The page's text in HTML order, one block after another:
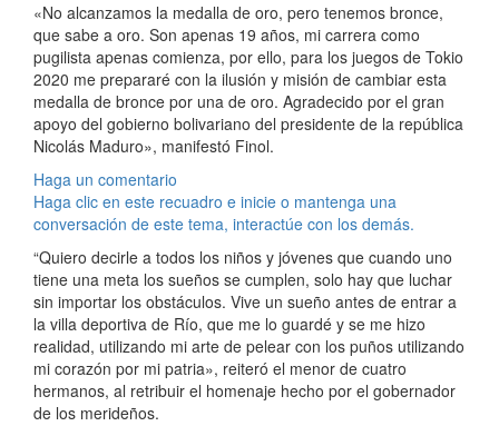
«No alcanzamos la medalla de oro, pero tenemos bronce,
que sabe a oro. Son apenas 19 años, mi carrera como
pugilista apenas comienza, por ello, para los juegos de Tokio
2020 me prepararé con la ilusión y misión de cambiar esta
medalla de bronce por una de oro. Agradecido por el gran
apoyo del gobierno bolivariano del presidente de la república
Nicolás Maduro», manifestó Finol.
Haga un comentario
Haga clic en este recuadro e inicie o mantenga una
conversación de este tema, interactúe con los demás.
“Quiero decirle a todos los niños y jóvenes que cuando uno
tiene una meta los sueños se cumplen, solo hay que luchar
sin importar los obstáculos. Vive un sueño antes de entrar a
la villa deportiva de Río, que me lo guardé y se me hizo
realidad, utilizando mi arte de pelear con los puños utilizando
mi corazón por mi patria», reiteró el menor de cuatro
hermanos, al retribuir el homenaje hecho por el gobernador
de los merideños.